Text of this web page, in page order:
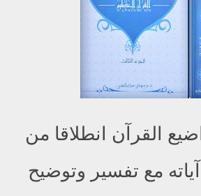
القرآن انطلاقا من
مع تفسير وتوضيح